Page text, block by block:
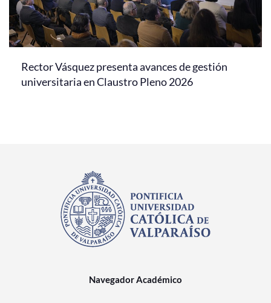
Rector Vásquez presenta avances de gestión
universitaria en Claustro Pleno 2026
Navegador Académico